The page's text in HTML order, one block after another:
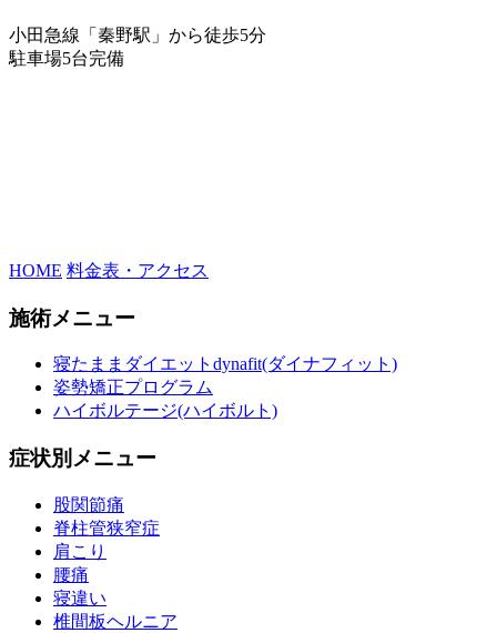
小田急線「秦野駅」から徒歩5分
駐車場5台完備
HOME 料金表・アクセス
施術メニュー
寝たままダイエットdynafit(ダイナフィット)
姿勢矯正プログラム
ハイボルテージ(ハイボルト)
症状別メニュー
股関節痛
脊柱管狭窄症
肩こり
腰痛
寝違い
椎間板ヘルニア